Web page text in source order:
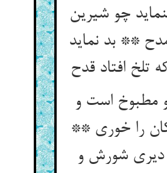
چو شیرین
** بد نماید
مطبوخ است و
را خوری **
دیری شورش و